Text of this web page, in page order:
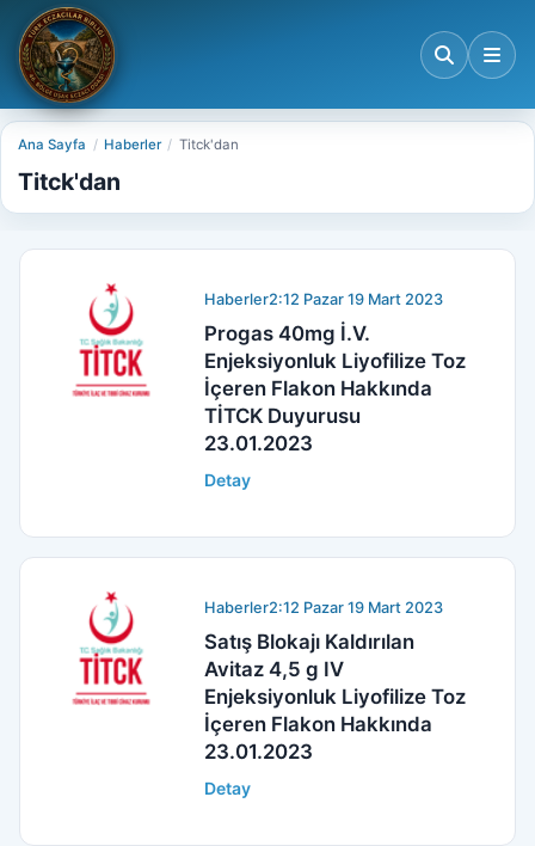
Ana Sayfa Haberler Titck'dan
Titck'dan
Haberler2:12 Pazar 19 Mart 2023
Progas 40mg İ.V.
Enjeksiyonluk Liyofilize Toz
İçeren Flakon Hakkında
TİTCK Duyurusu
23.01.2023
Detay
Haberler2:12 Pazar 19 Mart 2023
Satış Blokajı Kaldırılan
Avitaz 4,5 g IV
Enjeksiyonluk Liyofilize Toz
İçeren Flakon Hakkında
23.01.2023
Detay